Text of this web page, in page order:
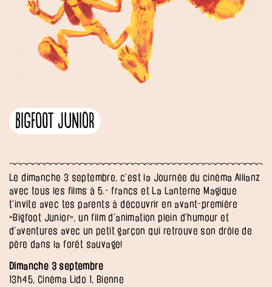
Bigfoot Junior
Le dimanche 3 septembre, c’est la Journée du cinéma Allianz
avec tous les films à 5.- francs et La Lanterne Magique
t’invite avec tes parents à découvrir en avant-première
«Bigfoot Junior», un film d’animation plein d’humour et
d’aventures avec un petit garçon qui retrouve son drôle de
père dans la forêt sauvage!
Dimanche 3 septembre
13h45, Cinéma Lido 1, Bienne